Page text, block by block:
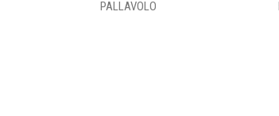
PALLAVOLO